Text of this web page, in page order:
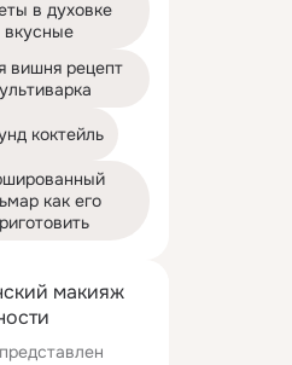
макияж
в духовке
вкусные
вишня рецепт
коктейль
как его